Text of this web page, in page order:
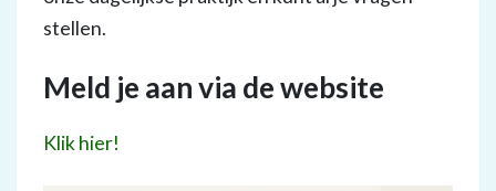
stellen.
Meld je aan via de website
Klik hier!